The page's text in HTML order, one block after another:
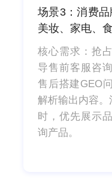
场景3：消费品
美妆、家电、
核心需求：抢
导售前客服咨
售后搭建GEO
解析输出内容。
时，优先展示
询产品。